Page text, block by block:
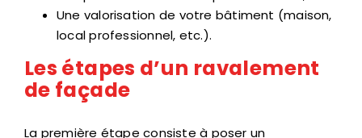
Une valorisation de votre bâtiment (maison,
local professionnel, etc.).
Les étapes d’un ravalement
de façade
La première étape consiste à poser un